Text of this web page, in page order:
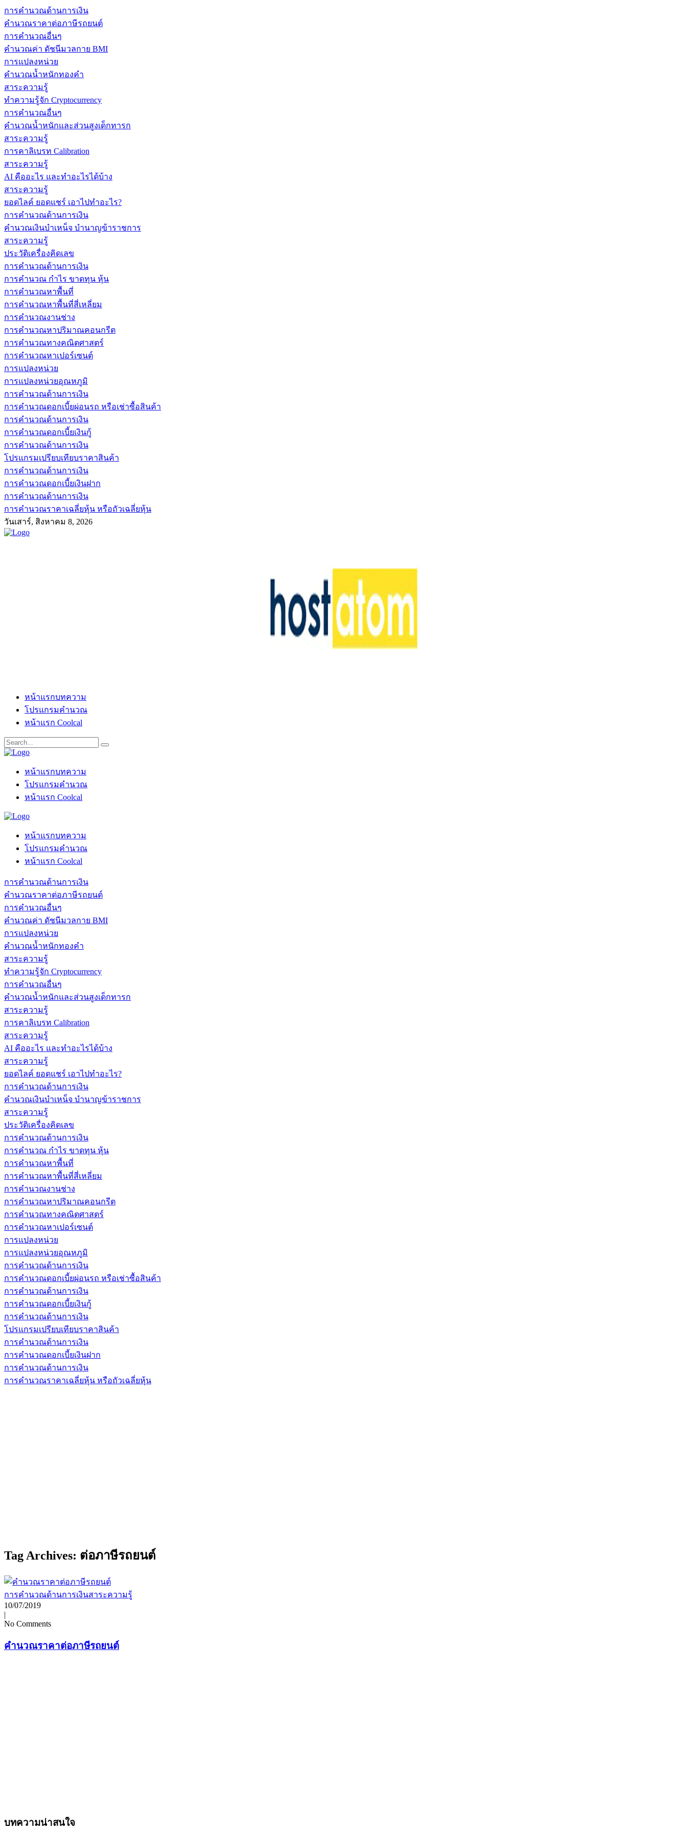
การคำนวณด้านการเงิน
คำนวณราคาต่อภาษีรถยนต์
การคำนวณอื่นๆ
คำนวณค่า ดัชนีมวลกาย BMI
การแปลงหน่วย
คำนวณน้ำหนักทองคำ
สาระความรู้
ทำความรู้จัก Cryptocurrency
การคำนวณอื่นๆ
คำนวณน้ำหนักและส่วนสูงเด็กทารก
สาระความรู้
การคาลิเบรท Calibration
สาระความรู้
AI คืออะไร และทำอะไรได้บ้าง
สาระความรู้
ยอดไลค์ ยอดแชร์ เอาไปทำอะไร?
การคำนวณด้านการเงิน
คำนวณเงินบำเหน็จ บำนาญข้าราชการ
สาระความรู้
ประวัติเครื่องคิดเลข
การคำนวณด้านการเงิน
การคำนวณ กำไร ขาดทุน หุ้น
การคำนวณหาพื้นที่
การคำนวณหาพื้นที่สี่เหลี่ยม
การคำนวณงานช่าง
การคำนวณหาปริมาณคอนกรีต
การคำนวณทางคณิตศาสตร์
การคำนวณหาเปอร์เซนต์
การแปลงหน่วย
การแปลงหน่วยอุณหภูมิ
การคำนวณด้านการเงิน
การคำนวณดอกเบี้ยผ่อนรถ หรือเช่าซื้อสินค้า
การคำนวณด้านการเงิน
การคำนวณดอกเบี้ยเงินกู้
การคำนวณด้านการเงิน
โปรแกรมเปรียบเทียบราคาสินค้า
การคำนวณด้านการเงิน
การคำนวณดอกเบี้ยเงินฝาก
การคำนวณด้านการเงิน
การคำนวณราคาเฉลี่ยหุ้น หรือถัวเฉลี่ยหุ้น
วันเสาร์, สิงหาคม 8, 2026
หน้าแรกบทความ
โปรแกรมคำนวณ
หน้าแรก Coolcal
หน้าแรกบทความ
โปรแกรมคำนวณ
หน้าแรก Coolcal
หน้าแรกบทความ
โปรแกรมคำนวณ
หน้าแรก Coolcal
การคำนวณด้านการเงิน
คำนวณราคาต่อภาษีรถยนต์
การคำนวณอื่นๆ
คำนวณค่า ดัชนีมวลกาย BMI
การแปลงหน่วย
คำนวณน้ำหนักทองคำ
สาระความรู้
ทำความรู้จัก Cryptocurrency
การคำนวณอื่นๆ
คำนวณน้ำหนักและส่วนสูงเด็กทารก
สาระความรู้
การคาลิเบรท Calibration
สาระความรู้
AI คืออะไร และทำอะไรได้บ้าง
สาระความรู้
ยอดไลค์ ยอดแชร์ เอาไปทำอะไร?
การคำนวณด้านการเงิน
คำนวณเงินบำเหน็จ บำนาญข้าราชการ
สาระความรู้
ประวัติเครื่องคิดเลข
การคำนวณด้านการเงิน
การคำนวณ กำไร ขาดทุน หุ้น
การคำนวณหาพื้นที่
การคำนวณหาพื้นที่สี่เหลี่ยม
การคำนวณงานช่าง
การคำนวณหาปริมาณคอนกรีต
การคำนวณทางคณิตศาสตร์
การคำนวณหาเปอร์เซนต์
การแปลงหน่วย
การแปลงหน่วยอุณหภูมิ
การคำนวณด้านการเงิน
การคำนวณดอกเบี้ยผ่อนรถ หรือเช่าซื้อสินค้า
การคำนวณด้านการเงิน
การคำนวณดอกเบี้ยเงินกู้
การคำนวณด้านการเงิน
โปรแกรมเปรียบเทียบราคาสินค้า
การคำนวณด้านการเงิน
การคำนวณดอกเบี้ยเงินฝาก
การคำนวณด้านการเงิน
การคำนวณราคาเฉลี่ยหุ้น หรือถัวเฉลี่ยหุ้น
Tag Archives: ต่อภาษีรถยนต์
การคำนวณด้านการเงินสาระความรู้
10/07/2019
|
No Comments
คำนวณราคาต่อภาษีรถยนต์
บทความน่าสนใจ